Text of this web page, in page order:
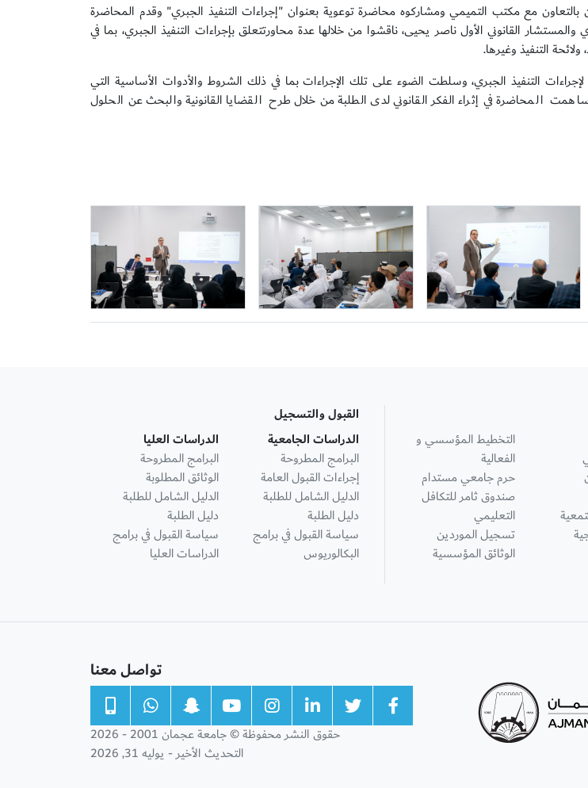
مع مكتب التميمي ومشاركوه محاضرة توعوية بعنوان "إجراءات التنفيذ الجبري" وقدم المحاضرة
والمستشار القانوني الأول ناصر يحيى، ناقشوا من خلالها عدة محاورتتعلق بإجراءات التنفيذ الجبري، بما في
التنفيذ وغيرها.
التنفيذ الجبري، وسلطت الضوء على تلك الإجراءات بما في ذلك الشروط والأدوات الأساسية التي
ساهمت المحاضرة في إثراء الفكر القانوني لدى الطلبة من خلال طرح القضايا القانونية والبحث عن الحلول
التخطيط المؤسسي و
الفعالية
حرم جامعي مستدام
صندوق ثامر للتكافل
التعليمي
تسجيل الموردين
الوثائق المؤسسية
القبول والتسجيل
الدراسات الجامعية
البرامج المطروحة
إجراءات القبول العامة
الدليل الشامل للطلبة
دليل الطلبة
سياسة القبول في برامج
البكالوريوس
الدراسات العليا
البرامج المطروحة
الوثائق المطلوبة
الدليل الشامل للطلبة
دليل الطلبة
سياسة القبول في برامج
الدراسات العليا
تواصل معنا
حقوق النشر محفوظة © جامعة عجمان 2001 - 2026
التحديث الأخير - يوليه 31, 2026